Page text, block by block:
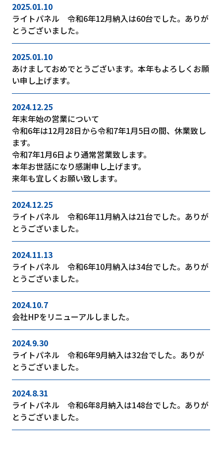
2025.01.10
ライトパネル 令和6年12月納入は60台でした。ありが
とうございました。
2025.01.10
あけましておめでとうございます。本年もよろしくお願
い申し上げます。
2024.12.25
年末年始の営業について
令和6年は12月28日から令和7年1月5日の間、休業致し
ます。
令和7年1月6日より通常営業致します。
本年お世話になり感謝申し上げます。
来年も宜しくお願い致します。
2024.12.25
ライトパネル 令和6年11月納入は21台でした。ありが
とうございました。
2024.11.13
ライトパネル 令和6年10月納入は34台でした。ありが
とうございました。
2024.10.7
会社HPをリニューアルしました。
2024.9.30
ライトパネル 令和6年9月納入は32台でした。ありが
とうございました。
2024.8.31
ライトパネル 令和6年8月納入は148台でした。ありが
とうございました。